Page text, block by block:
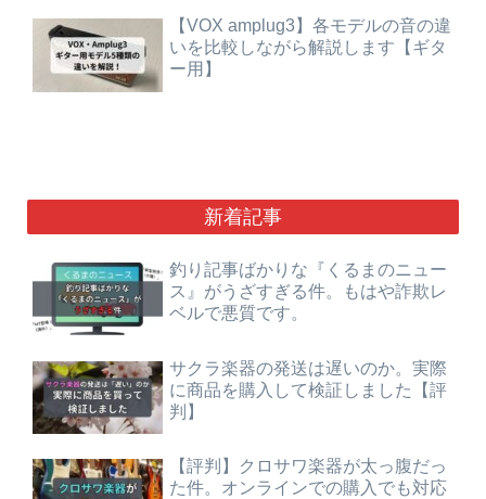
【VOX amplug3】各モデルの音の違
いを比較しながら解説します【ギタ
ー用】
新着記事
釣り記事ばかりな『くるまのニュー
ス』がうざすぎる件。もはや詐欺レ
ベルで悪質です。
サクラ楽器の発送は遅いのか。実際
に商品を購入して検証しました【評
判】
【評判】クロサワ楽器が太っ腹だっ
た件。オンラインでの購入でも対応